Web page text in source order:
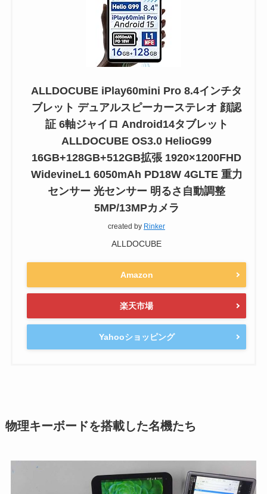
ALLDOCUBE iPlay60mini Pro 8.4インチタ
ブレット デュアルスピーカーステレオ 顔認
証 6軸ジャイロ Android14タブレット
ALLDOCUBE OS3.0 HelioG99
16GB+128GB+512GB拡張 1920×1200FHD
WidevineL1 6050mAh PD18W 4GLTE 重力
センサー 光センサー 明るさ自動調整
5MP/13MPカメラ
created by Rinker
ALLDOCUBE
Amazon
楽天市場
Yahooショッピング
物理キーボードを搭載した名機たち